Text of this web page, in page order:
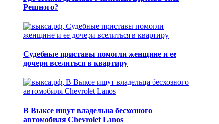
Решного?
Судебные приставы помогли женщине и ее
дочери вселиться в квартиру
В Выксе ищут владельца бесхозного
автомобиля Chevrolet Lanos